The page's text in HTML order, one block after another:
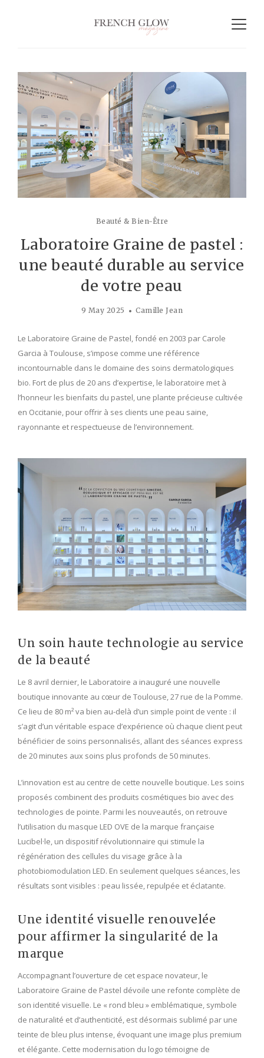
Beauté & Bien-Être
Laboratoire Graine de pastel :
une beauté durable au service
de votre peau
9 May 2025 Camille Jean
Le Laboratoire Graine de Pastel, fondé en 2003 par Carole
Garcia à Toulouse, s’impose comme une référence
incontournable dans le domaine des soins dermatologiques
bio. Fort de plus de 20 ans d’expertise, le laboratoire met à
l’honneur les bienfaits du pastel, une plante précieuse cultivée
en Occitanie, pour offrir à ses clients une peau saine,
rayonnante et respectueuse de l’environnement.
Un soin haute technologie au service
de la beauté
Le 8 avril dernier, le Laboratoire a inauguré une nouvelle
boutique innovante au cœur de Toulouse, 27 rue de la Pomme.
Ce lieu de 80 m² va bien au-delà d’un simple point de vente : il
s’agit d’un véritable espace d’expérience où chaque client peut
bénéficier de soins personnalisés, allant des séances express
de 20 minutes aux soins plus profonds de 50 minutes.
L’innovation est au centre de cette nouvelle boutique. Les soins
proposés combinent des produits cosmétiques bio avec des
technologies de pointe. Parmi les nouveautés, on retrouve
l’utilisation du masque LED OVE de la marque française
Lucibel·le, un dispositif révolutionnaire qui stimule la
régénération des cellules du visage grâce à la
photobiomodulation LED. En seulement quelques séances, les
résultats sont visibles : peau lissée, repulpée et éclatante.
Une identité visuelle renouvelée
pour affirmer la singularité de la
marque
Accompagnant l’ouverture de cet espace novateur, le
Laboratoire Graine de Pastel dévoile une refonte complète de
son identité visuelle. Le « rond bleu » emblématique, symbole
de naturalité et d’authenticité, est désormais sublimé par une
teinte de bleu plus intense, évoquant une image plus premium
et élégante. Cette modernisation du logo témoigne de